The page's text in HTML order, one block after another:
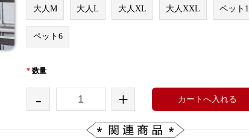
大人M 大人L 大人XL 大人XXL ペット1
ペット6
* 数量
- + カートへ入れる